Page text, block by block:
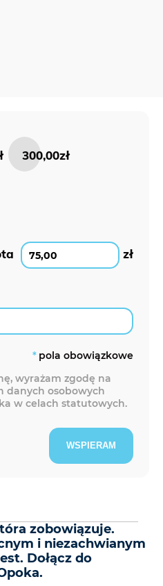
zobowiązuje.
i niezachwianym
Dołącz do
300,00zł
zł
pola obowiązkowe
wyrażam zgodę na
danych osobowych
w celach statutowych.
WSPIERAM